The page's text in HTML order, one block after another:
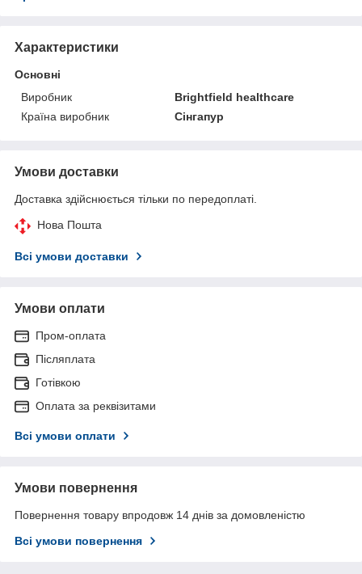
Характеристики
Основні
Виробник
Brightfield healthcare
Країна виробник
Сінгапур
Умови доставки
Доставка здійснюється тільки по передоплаті.
Нова Пошта
Всі умови доставки
Умови оплати
Пром-оплата
Післяплата
Готівкою
Оплата за реквізитами
Всі умови оплати
Умови повернення
Повернення товару впродовж 14 днів за домовленістю
Всі умови повернення